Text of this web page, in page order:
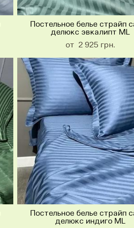
Постельное белье страйп
делюкс эвкалипт ML
от 2 925 грн.
Постельное белье страйп
делюкс индиго ML